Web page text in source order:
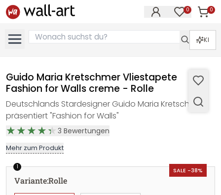
0 0
KI
Guido Maria Kretschmer Vliestapete
Fashion for Walls creme - Rolle
Deutschlands Stardesigner Guido Maria Kretschmer
präsentiert "Fashion for Walls"
3 Bewertungen
Mehr zum Produkt
SALE -38%
1
Variante:Rolle